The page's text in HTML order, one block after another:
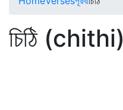
চিঠি (chithi)